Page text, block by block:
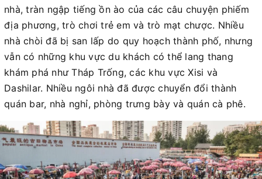
nhà, tràn ngập tiếng ồn ào của các câu chuyện phiếm
địa phương, trò chơi trẻ em và trò mạt chược. Nhiều
nhà chòi đã bị san lấp do quy hoạch thành phố, nhưng
vẫn có những khu vực du khách có thể lang thang
khám phá như Tháp Trống, các khu vực Xisi và
Dashilar. Nhiều ngôi nhà đã được chuyển đổi thành
quán bar, nhà nghỉ, phòng trưng bày và quán cà phê.